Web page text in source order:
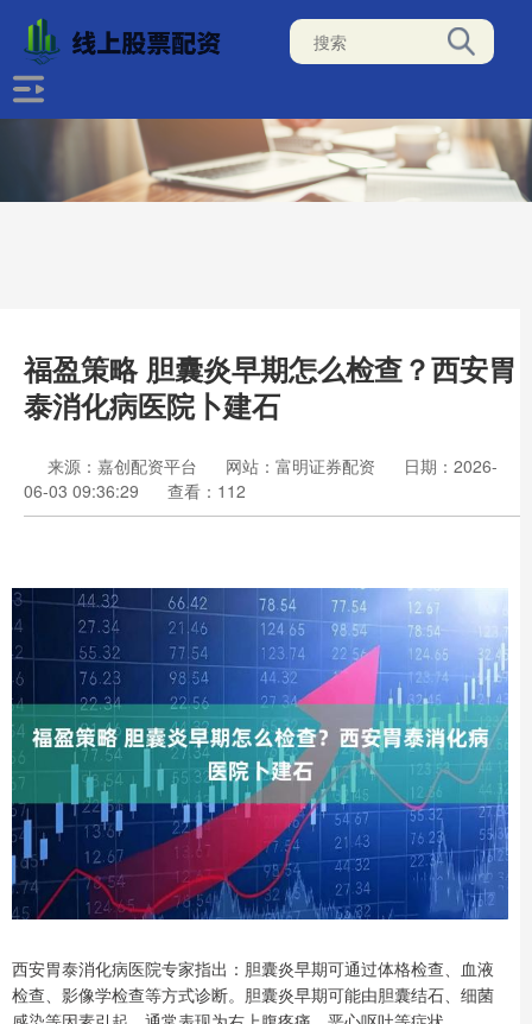
福盈策略 胆囊炎早期怎么检查？西安胃
泰消化病医院卜建石
来源：嘉创配资平台 网站：富明证券配资
日期：2026-
06-03 09:36:29
查看：112
西安胃泰消化病医院专家指出：胆囊炎早期可通过体格检查、血液
检查、影像学检查等方式诊断。胆囊炎早期可能由胆囊结石、细菌